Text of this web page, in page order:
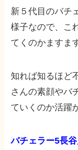
新５代目のバチ
様子なので、こ
てくのかますま
知れば知るほど
さんの素顔やバ
ていくのか活躍
バチェラー5長